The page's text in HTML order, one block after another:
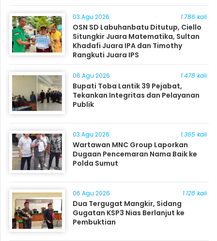
03 Agu 2026 1.786 kali
OSN SD Labuhanbatu Ditutup, Ciello
Situngkir Juara Matematika, Sultan
Khadafi Juara IPA dan Timothy
Rangkuti Juara IPS
06 Agu 2026 1.478 kali
Bupati Toba Lantik 39 Pejabat,
Tekankan Integritas dan Pelayanan
Publik
03 Agu 2026 1.365 kali
Wartawan MNC Group Laporkan
Dugaan Pencemaran Nama Baik ke
Polda Sumut
06 Agu 2026 1.128 kali
Dua Tergugat Mangkir, Sidang
Gugatan KSP3 Nias Berlanjut ke
Pembuktian